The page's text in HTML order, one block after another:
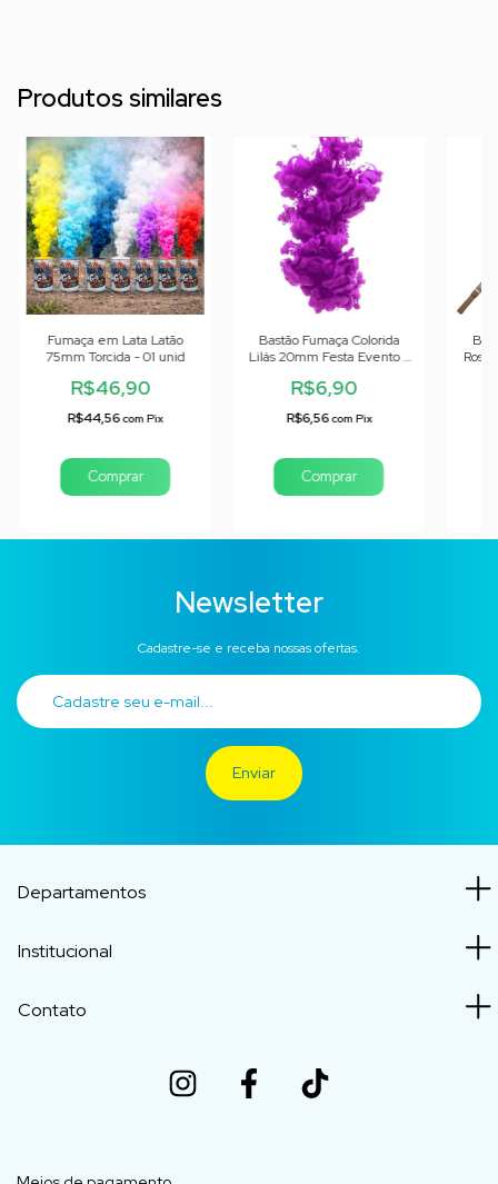
Produtos similares
Fumaça em Lata Latão
75mm Torcida - 01 unid
R$46,90
R$44,56com Pix
Comprar
Bastão Fumaça Colorida
Lilás 20mm Festa Evento -
R$6,90
R$6,56com Pix
Newsletter
Cadastre-se e receba nossas ofertas.
Departamentos
Institucional
Contato